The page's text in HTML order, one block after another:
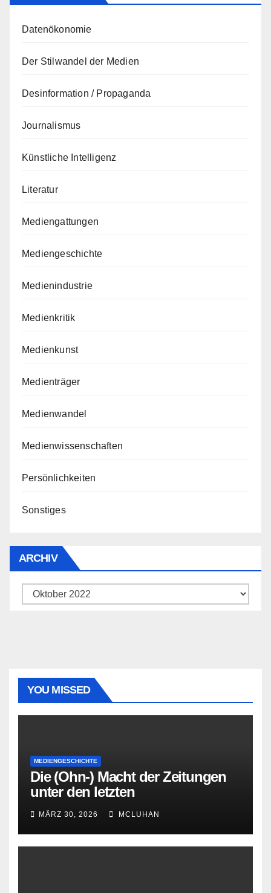
Datenökonomie
Der Stilwandel der Medien
Desinformation / Propaganda
Journalismus
Künstliche Intelligenz
Literatur
Mediengattungen
Mediengeschichte
Medienindustrie
Medienkritik
Medienkunst
Medienträger
Medienwandel
Medienwissenschaften
Persönlichkeiten
Sonstiges
ARCHIV
Archiv
YOU MISSED
MEDIENGESCHICHTE
Die (Ohn-) Macht der Zeitungen
unter den letzten
Bourbonenkönigen
MÄRZ 30, 2026 MCLUHAN